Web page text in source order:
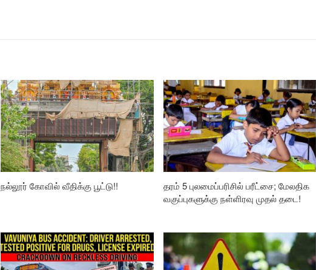
நல்லூர் கோவில் வீதிக்கு பூட்டு!!
தரம் 5 புலமைப்பரிசில் பரீட்சை; மேலதிக
வகுப்புகளுக்கு நள்ளிரவு முதல் தடை!